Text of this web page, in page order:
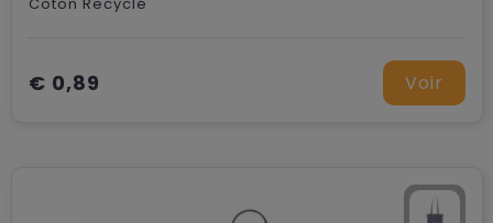
€ 0,89 Voir